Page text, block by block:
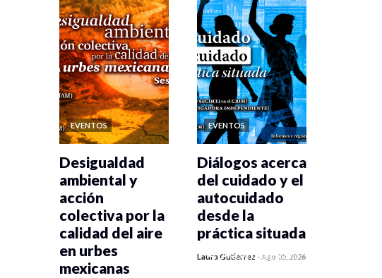
EVENTOS
Desigualdad
ambiental y
acción
colectiva por la
calidad del aire
en urbes
mexicanas
EVENTOS
0 veces compartido
Diálogos acerca
del cuidado y el
autocuidado
desde la
práctica situada
Laura Gutiérrez -Ago 05, 2026